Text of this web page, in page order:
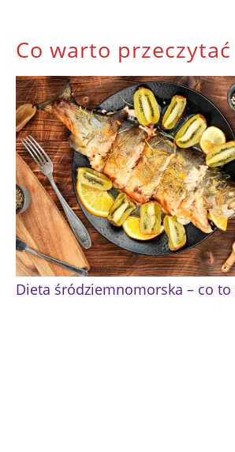
Co warto przeczytać
Dieta śródziemnomorska – co to